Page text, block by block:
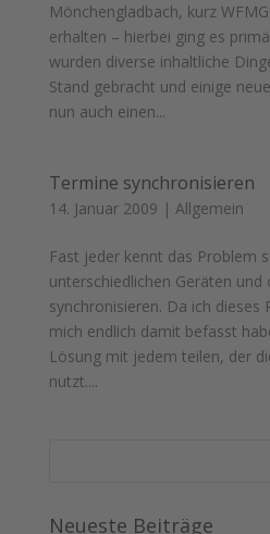
Mönchengladbach, kurz
erhalten – hierbei ging es
wurden diverse inhaltliche
Stand gebracht und einige
nun auch einen...
Termine synchronisieren
14. Januar 2009 | Allgemein
Fast jeder kennt das Problem
unterschiedlichen Geräten
synchronisieren. Da ich dieses
mich endlich damit befasst
Lösung mit jedem teilen, der
nutzt....
Neueste Beiträge